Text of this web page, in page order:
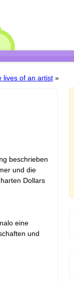
lives of an artist»
beschrieben
und die
Dollars
eine
und